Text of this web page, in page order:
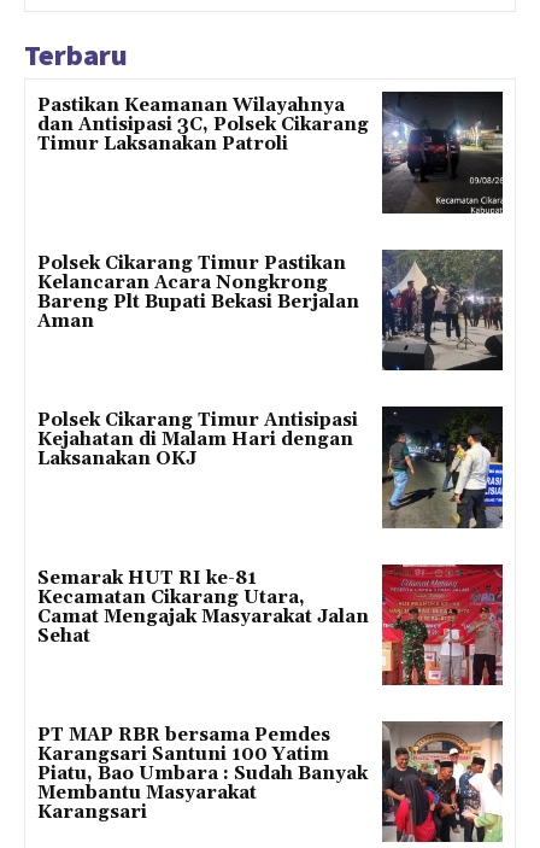
Terbaru
Pastikan Keamanan Wilayahnya
dan Antisipasi 3C, Polsek Cikarang
Timur Laksanakan Patroli
Polsek Cikarang Timur Pastikan
Kelancaran Acara Nongkrong
Bareng Plt Bupati Bekasi Berjalan
Aman
Polsek Cikarang Timur Antisipasi
Kejahatan di Malam Hari dengan
Laksanakan OKJ
Semarak HUT RI ke-81
Kecamatan Cikarang Utara,
Camat Mengajak Masyarakat Jalan
Sehat
PT MAP RBR bersama Pemdes
Karangsari Santuni 100 Yatim
Piatu, Bao Umbara : Sudah Banyak
Membantu Masyarakat
Karangsari